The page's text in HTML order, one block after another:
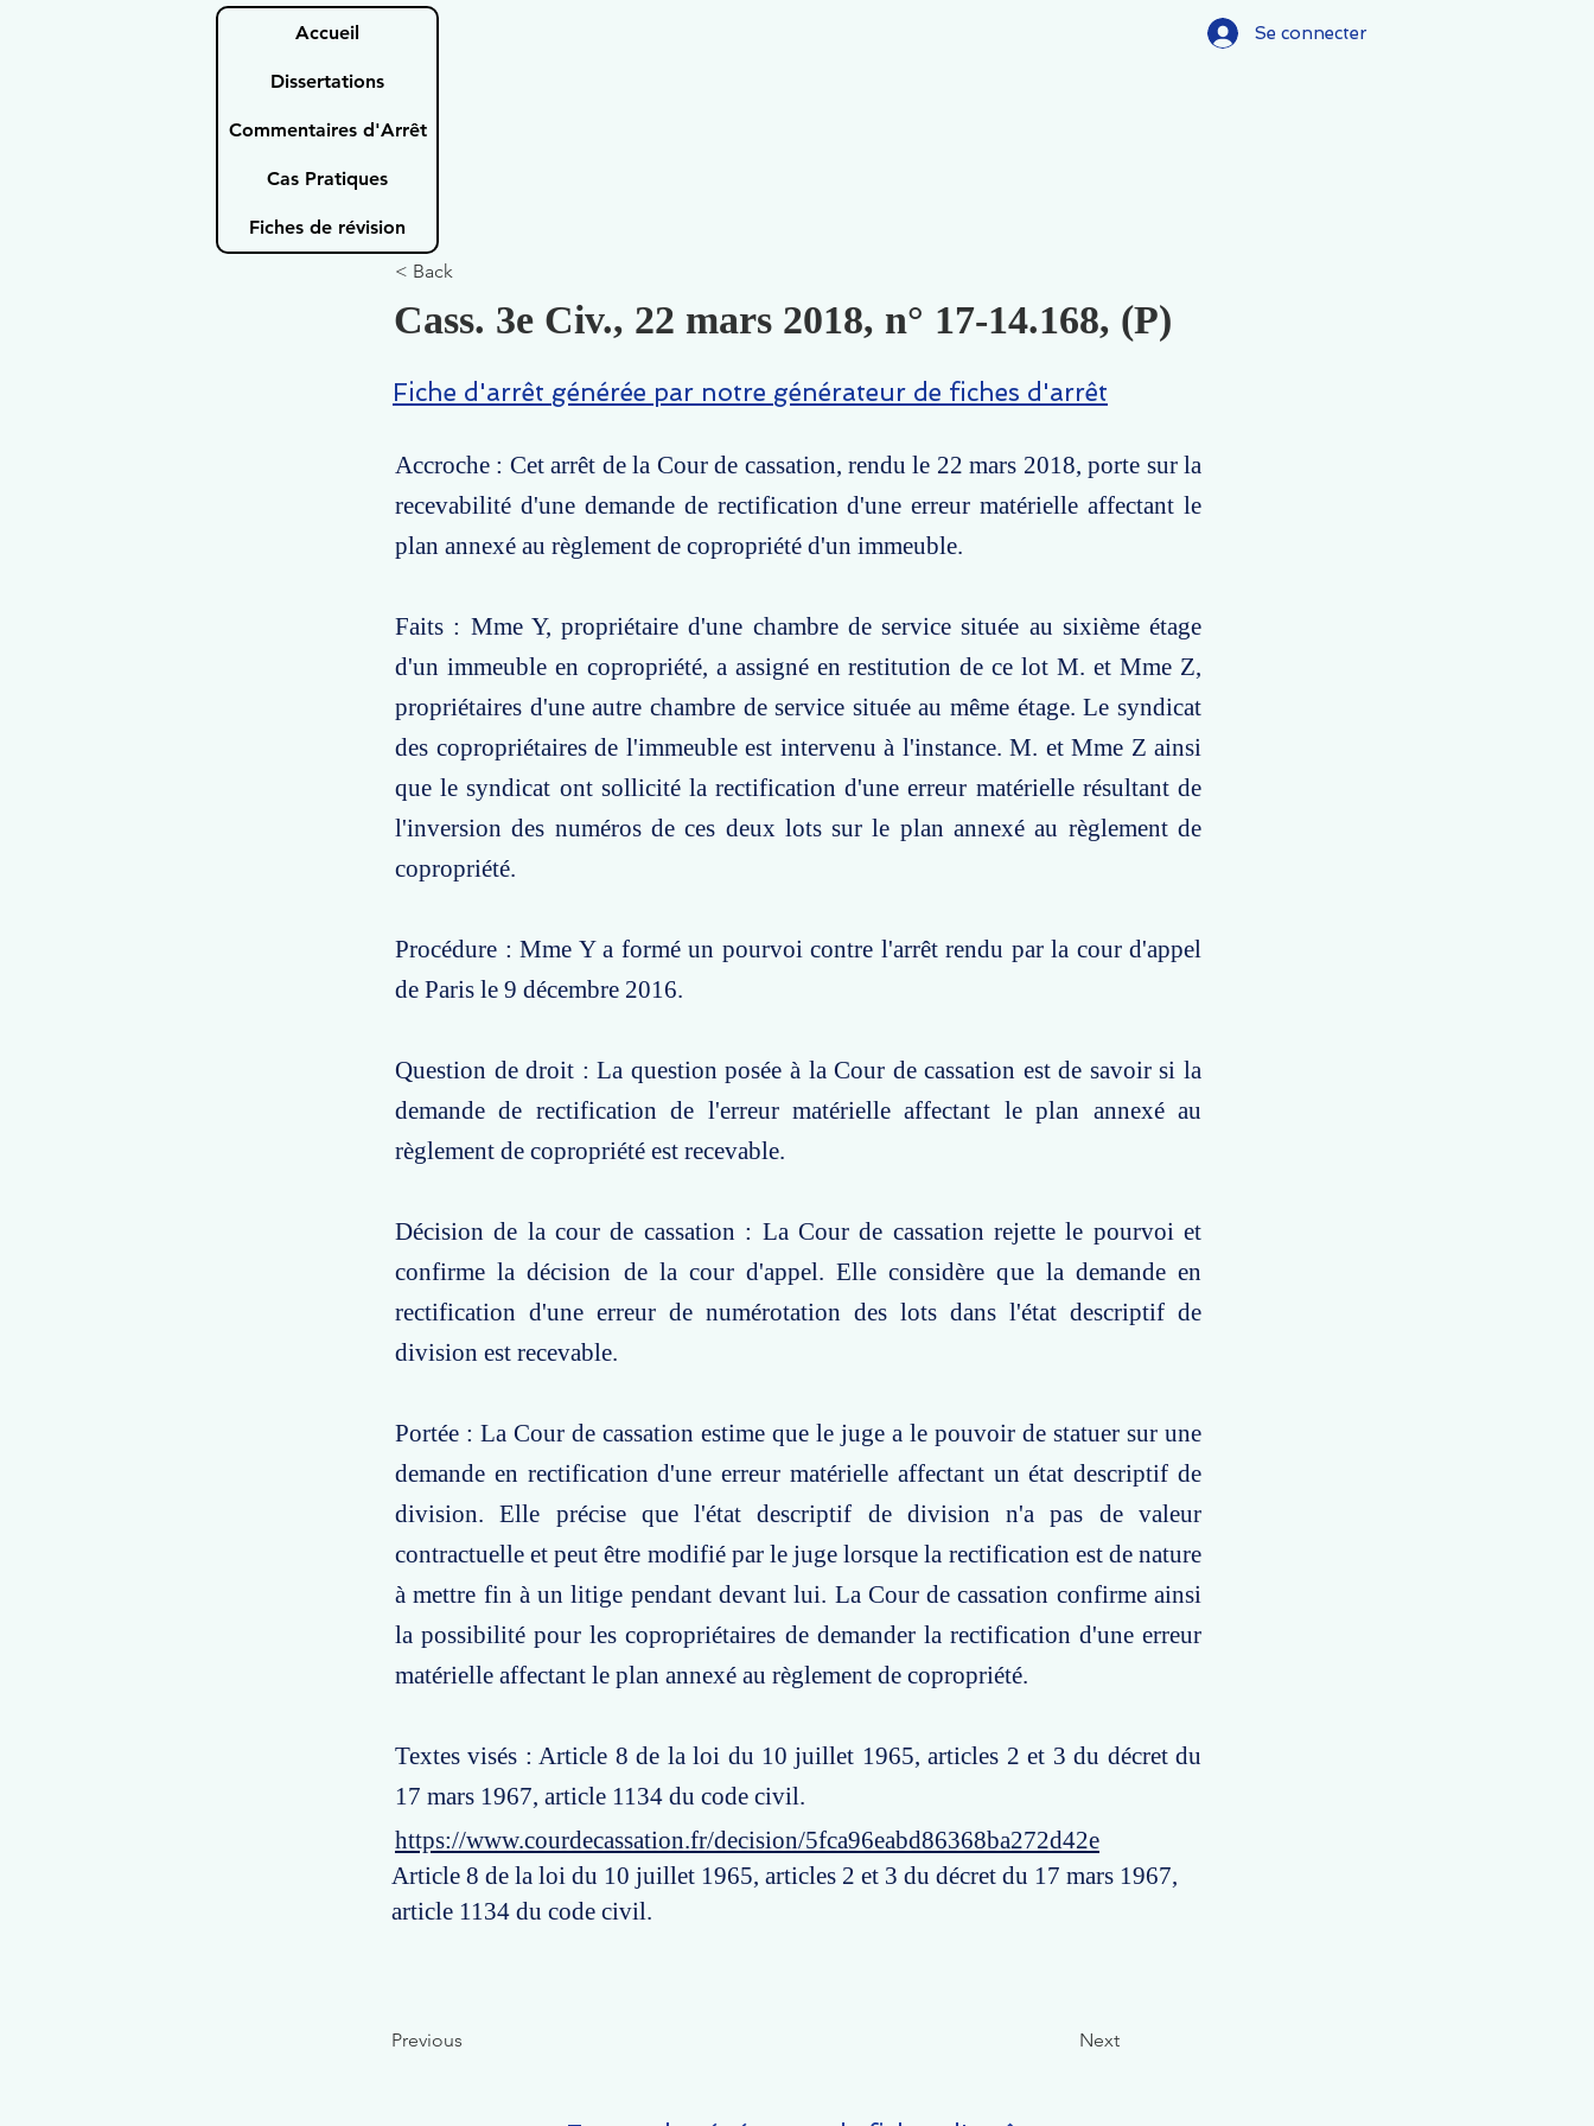
Accueil
Dissertations
Commentaires d'Arrêt
Cas Pratiques
Fiches de révision
Se connecter
< Back
Cass. 3e Civ., 22 mars 2018, n° 17-14.168, (P)
Fiche d'arrêt générée par notre générateur de fiches d'arrêt
Accroche : Cet arrêt de la Cour de cassation, rendu le 22 mars 2018, porte sur la
recevabilité d'une demande de rectification d'une erreur matérielle affectant le
plan annexé au règlement de copropriété d'un immeuble.
Faits : Mme Y, propriétaire d'une chambre de service située au sixième étage
d'un immeuble en copropriété, a assigné en restitution de ce lot M. et Mme Z,
propriétaires d'une autre chambre de service située au même étage. Le syndicat
des copropriétaires de l'immeuble est intervenu à l'instance. M. et Mme Z ainsi
que le syndicat ont sollicité la rectification d'une erreur matérielle résultant de
l'inversion des numéros de ces deux lots sur le plan annexé au règlement de
copropriété.
Procédure : Mme Y a formé un pourvoi contre l'arrêt rendu par la cour d'appel
de Paris le 9 décembre 2016.
Question de droit : La question posée à la Cour de cassation est de savoir si la
demande de rectification de l'erreur matérielle affectant le plan annexé au
règlement de copropriété est recevable.
Décision de la cour de cassation : La Cour de cassation rejette le pourvoi et
confirme la décision de la cour d'appel. Elle considère que la demande en
rectification d'une erreur de numérotation des lots dans l'état descriptif de
division est recevable.
Portée : La Cour de cassation estime que le juge a le pouvoir de statuer sur une
demande en rectification d'une erreur matérielle affectant un état descriptif de
division. Elle précise que l'état descriptif de division n'a pas de valeur
contractuelle et peut être modifié par le juge lorsque la rectification est de nature
à mettre fin à un litige pendant devant lui. La Cour de cassation confirme ainsi
la possibilité pour les copropriétaires de demander la rectification d'une erreur
matérielle affectant le plan annexé au règlement de copropriété.
Textes visés : Article 8 de la loi du 10 juillet 1965, articles 2 et 3 du décret du
17 mars 1967, article 1134 du code civil.
https://www.courdecassation.fr/decision/5fca96eabd86368ba272d42e
Article 8 de la loi du 10 juillet 1965, articles 2 et 3 du décret du 17 mars 1967,
article 1134 du code civil.
Previous Next